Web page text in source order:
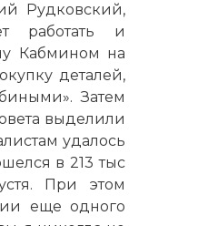
Рудковский,
работать и
Кабмином на
деталей,
Затем
выделили
удалось
в 213 тыс
При этом
еще одного